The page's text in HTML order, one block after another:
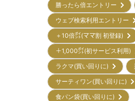
勝ったら倍エントリー
ウェブ検索利用エントリー
＋10倍㌽(ママ割 初登録)
＋1,000㌽(初サービス利用)
ラクマ(買い回りに)
サーティワン(買い回りに)
食パン袋(買い回りに)